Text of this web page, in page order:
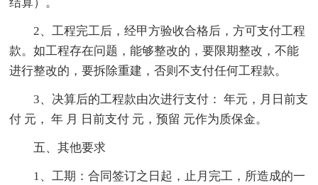
2、工程完工后，经甲方验收合格后，方可支付工程
款。如工程存在问题，能够整改的，要限期整改，不能
进行整改的，要拆除重建，否则不支付任何工程款。
3、决算后的工程款由次进行支付： 年元，月日前支
付 元， 年 月 日前支付 元，预留 元作为质保金。
五、其他要求
1、工期：合同签订之日起，止月完工，所造成的一